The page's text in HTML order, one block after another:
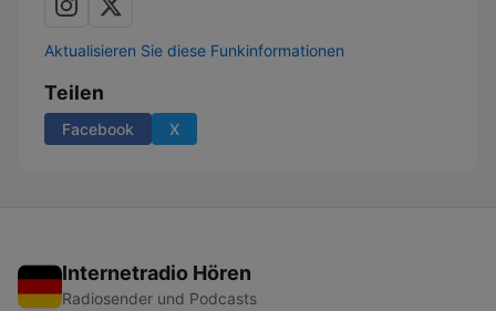
Aktualisieren Sie diese Funkinformationen
Teilen
Facebook X
Internetradio Hören
Radiosender und Podcasts